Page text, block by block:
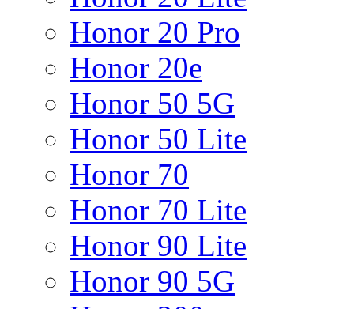
Honor 20 Pro
Honor 20e
Honor 50 5G
Honor 50 Lite
Honor 70
Honor 70 Lite
Honor 90 Lite
Honor 90 5G